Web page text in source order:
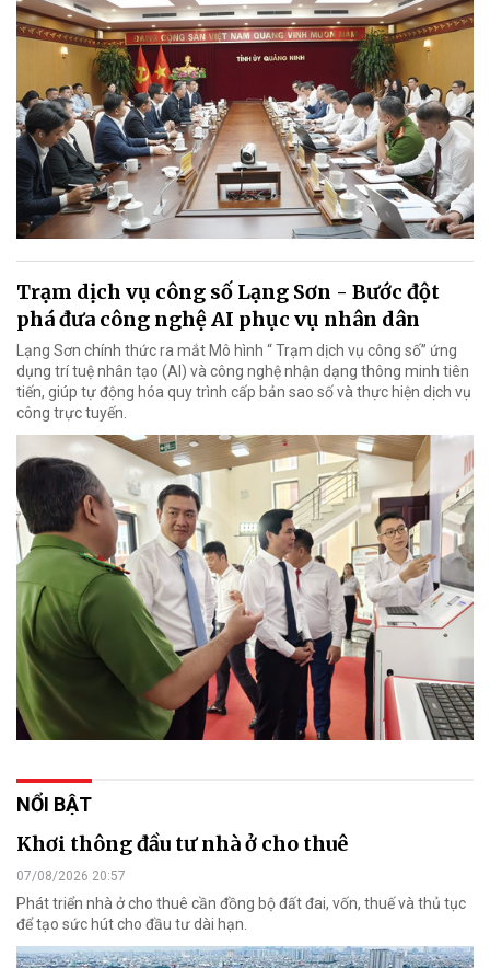
Trạm dịch vụ công số Lạng Sơn - Bước đột
phá đưa công nghệ AI phục vụ nhân dân
Lạng Sơn chính thức ra mắt Mô hình “ Trạm dịch vụ công số” ứng
dụng trí tuệ nhân tạo (AI) và công nghệ nhận dạng thông minh tiên
tiến, giúp tự động hóa quy trình cấp bản sao số và thực hiện dịch vụ
công trực tuyến.
NỔI BẬT
Khơi thông đầu tư nhà ở cho thuê
07/08/2026 20:57
Phát triển nhà ở cho thuê cần đồng bộ đất đai, vốn, thuế và thủ tục
để tạo sức hút cho đầu tư dài hạn.